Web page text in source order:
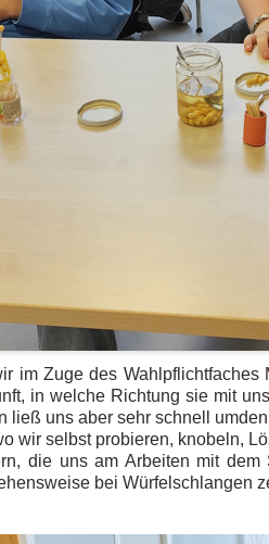
im Zuge des
in welche Richtung sie mit
ließ uns aber sehr schnell
wir selbst probieren, knobeln,
die uns am Arbeiten mit
bei Würfelschlangen